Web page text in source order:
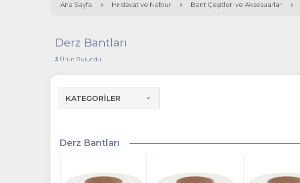
Ana Sayfa Hırdavat ve Nalbur Bant Çeşitleri ve Aksesuarlar
Derz Bantları
3 Ürün Bulundu
KATEGORİLER
Derz Bantları